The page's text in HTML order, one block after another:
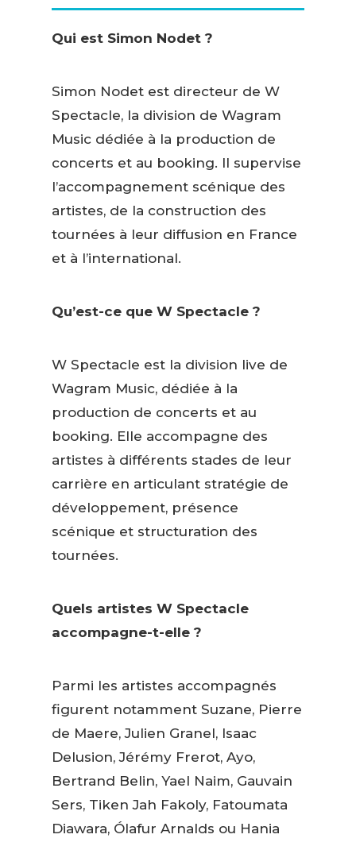
Qui est Simon Nodet ?
Simon Nodet est directeur de W
Spectacle, la division de Wagram
Music dédiée à la production de
concerts et au booking. Il supervise
l’accompagnement scénique des
artistes, de la construction des
tournées à leur diffusion en France
et à l’international.
Qu’est-ce que W Spectacle ?
W Spectacle est la division live de
Wagram Music, dédiée à la
production de concerts et au
booking. Elle accompagne des
artistes à différents stades de leur
carrière en articulant stratégie de
développement, présence
scénique et structuration des
tournées.
Quels artistes W Spectacle
accompagne-t-elle ?
Parmi les artistes accompagnés
figurent notamment Suzane, Pierre
de Maere, Julien Granel, Isaac
Delusion, Jérémy Frerot, Ayo,
Bertrand Belin, Yael Naim, Gauvain
Sers, Tiken Jah Fakoly, Fatoumata
Diawara, Ólafur Arnalds ou Hania